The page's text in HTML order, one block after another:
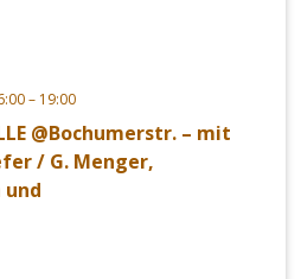
@Bochumerstr. – mit
/ G. Menger,
– 19:00